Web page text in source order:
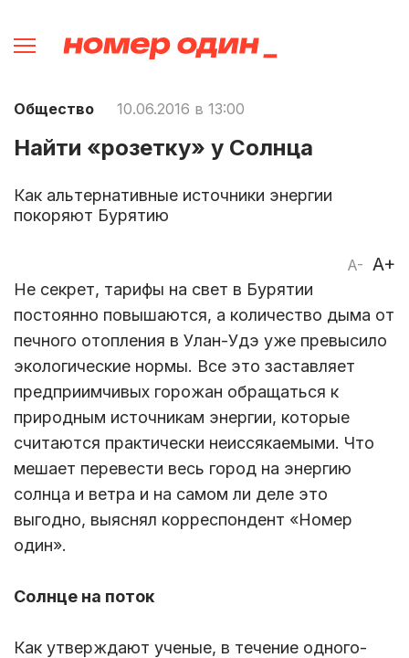
Общество 10.06.2016 в 13:00
Найти «розетку» у Солнца
Как альтернативные источники энергии
покоряют Бурятию
A- A+
Не секрет, тарифы на свет в Бурятии
постоянно повышаются, а количество дыма от
печного отопления в Улан-Удэ уже превысило
экологические нормы. Все это заставляет
предприимчивых горожан обращаться к
природным источникам энергии, которые
считаются практически неиссякаемыми. Что
мешает перевести весь город на энергию
солнца и ветра и на самом ли деле это
выгодно, выяснял корреспондент «Номер
один».
Солнце на поток
Как утверждают ученые, в течение одного-